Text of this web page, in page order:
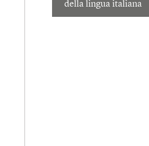
della lingua italiana